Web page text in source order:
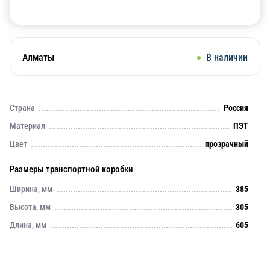
Алматы В наличии
Страна
Россия
Материал
ПЭТ
Цвет
прозрачный
Размеры транспортной коробки
Ширина, мм
385
Высота, мм
305
Длина, мм
605